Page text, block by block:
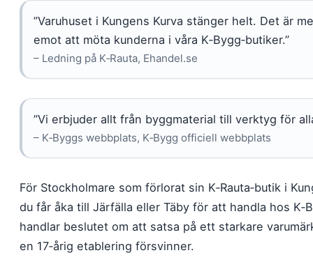
”Varuhuset i Kungens Kurva stänger helt. Det är
emot att möta kunderna i våra K‑Bygg‑butiker.”
– Ledning på K‑Rauta, Ehandel.se
”Vi erbjuder allt från byggmaterial till verktyg för
– K‑Byggs webbplats, K‑Bygg officiell webbplats
För Stockholmare som förlorat sin K‑Rauta‑butik i
du får åka till Järfälla eller Täby för att handla hos
handlar beslutet om att satsa på ett starkare
en 17‑årig etablering försvinner.